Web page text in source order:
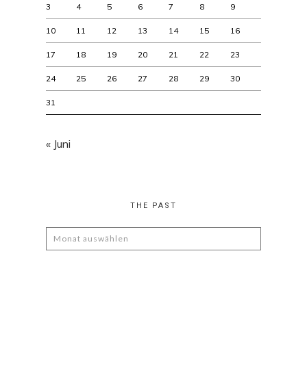
3 4 5 6 7 8 9
10 11 12 13 14 15 16
17 18 19 20 21 22 23
24 25 26 27 28 29 30
31
« Juni
THE PAST
The
Past